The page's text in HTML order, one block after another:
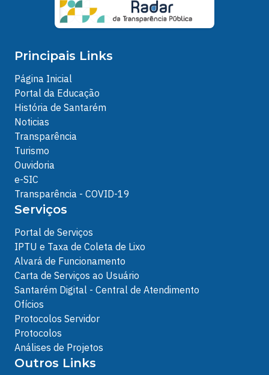
Principais Links
Página Inicial
Portal da Educação
História de Santarém
Noticias
Transparência
Turismo
Ouvidoria
e-SIC
Transparência - COVID-19
Serviços
Portal de Serviços
IPTU e Taxa de Coleta de Lixo
Alvará de Funcionamento
Carta de Serviços ao Usuário
Santarém Digital - Central de Atendimento
Ofícios
Protocolos Servidor
Protocolos
Análises de Projetos
Outros Links